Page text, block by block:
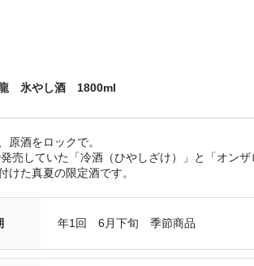
氷やし酒 1800ml
原酒をロックで。
売していた「冷酒（ひやしざけ）」と「オンザ
けた真夏の限定酒です。
年1回 6月下旬 季節商品